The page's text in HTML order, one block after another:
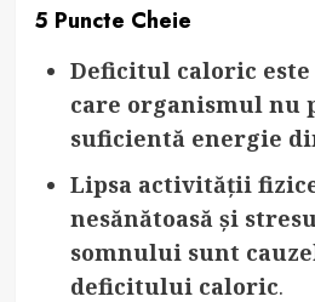
5 Puncte Cheie
Deficitul caloric
care organismul nu
suficientă energie
Lipsa activității
nesănătoasă și
somnului sunt
deficitului caloric.